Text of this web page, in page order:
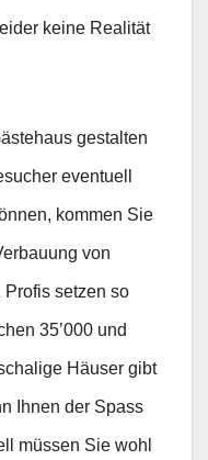
keine Realität
gestalten
eventuell
kommen Sie
von
Profis setzen so
35’000 und
Häuser gibt
Ihnen der Spass
müssen Sie wohl